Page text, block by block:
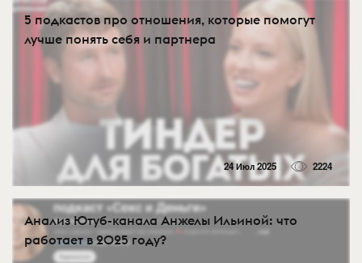
5 подкастов про отношения, которые помогут
лучше понять себя и партнера
24 Июл 2025 2224
Анализ Ютуб-канала Анжелы Ильиной: что
работает в 2025 году?